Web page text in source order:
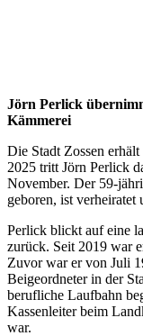
Jörn Perlick
Kämmerei
Die Stadt Zossen
2025 tritt Jörn Perlick
November. Der 59-
geboren, ist verheiratet
Perlick blickt auf eine
zurück. Seit 2019 war
Zuvor war er von Juli
Beigeordneter in der
berufliche Laufbahn
Kassenleiter beim
war.